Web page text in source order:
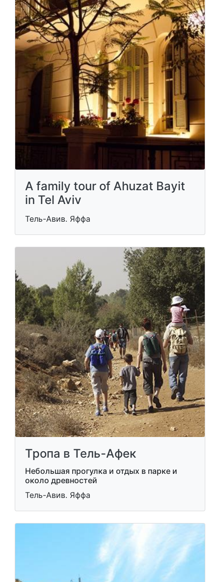
A family tour of Ahuzat Bayit
in Tel Aviv
Тель-Авив. Яффа
Тропа в Тель-Афек
Небольшая прогулка и отдых в парке и
около древностей
Тель-Авив. Яффа